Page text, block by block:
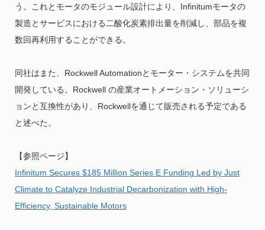
う。これとモータのモジュール設計により、 Infinitumモータの
製造とサービスにおける二酸化炭素排出量を削減し、部品を複
数回再利用することができる。
同社はまた、Rockwell Automationとモーター・システムを共同
開発している。Rockwell の産業オートメーション・ソリューシ
ョンと互換性があり、Rockwellを通じて販売される予定である
と述べた。
【参照ページ】
Infinitum Secures $185 Million Series E Funding Led by Just
Climate to Catalyze Industrial Decarbonization with High-
Efficiency, Sustainable Motors